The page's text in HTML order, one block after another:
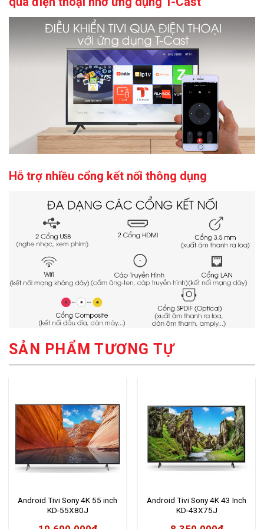
Hỗ trợ nhiều cổng kết nối thông dụng
SẢN PHẨM TƯƠNG TỰ
Android Tivi Sony 4K 55 inch
KD-55X80J
Android Tivi Sony 4K 43 Inch
KD-43X75J